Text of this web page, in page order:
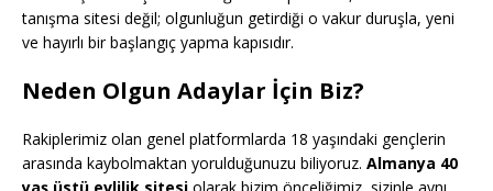
tanışma sitesi değil; olgunluğun getirdiği o vakur duruşla, yeni
ve hayırlı bir başlangıç yapma kapısıdır.
Neden Olgun Adaylar İçin Biz?
Rakiplerimiz olan genel platformlarda 18 yaşındaki gençlerin
arasında kaybolmaktan yorulduğunuzu biliyoruz. Almanya 40